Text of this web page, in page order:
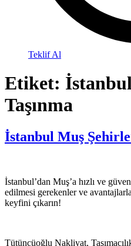
Teklif Al
Etiket:
Taşınma
İstanbul Muş
İstanbul’dan Muş’a hızlı ve
edilmesi gerekenler ve
keyfini çıkarın!
Tütüncüoğlu Nakliyat,